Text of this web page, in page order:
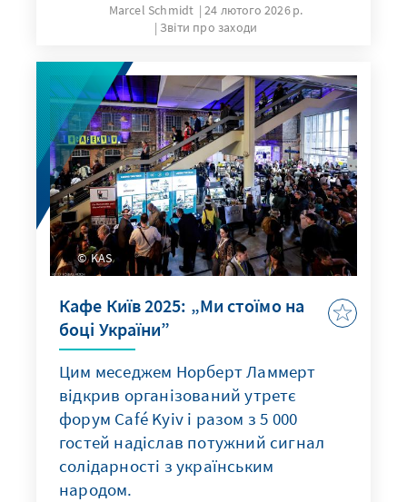
Marcel Schmidt
24 лютого 2026 р.
Звіти про заходи
KAS
Кафе Київ 2025: „Ми стоїмо на
боці України”
Цим меседжем Норберт Ламмерт
відкрив організований утретє
форум Café Kyiv і разом з 5 000
гостей надіслав потужний сигнал
солідарності з українським
народом.